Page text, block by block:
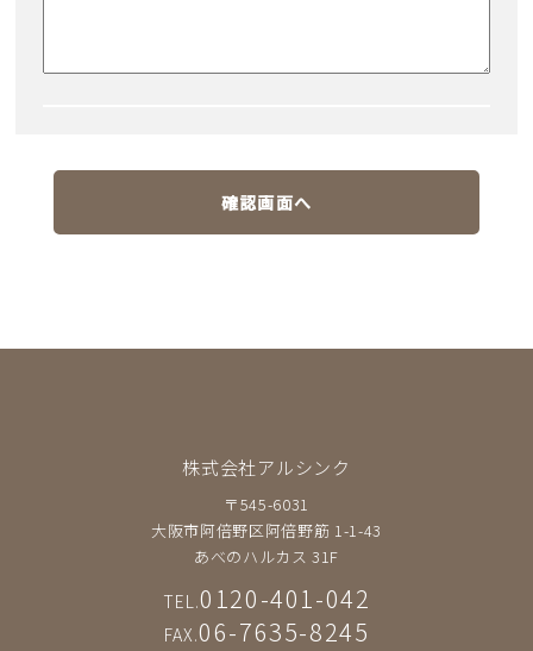
確認画面へ
株式会社アルシンク
〒545-6031
大阪市阿倍野区阿倍野筋 1-1-43
あべのハルカス 31F
TEL.0120-401-042
FAX.06-7635-8245